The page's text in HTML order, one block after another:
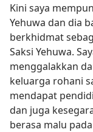
Kini saya
Yehuwa dan dia
berkhidmat
Saksi Yehuwa.
menggalakkan
keluarga rohani
mendapat
dan juga
berasa malu